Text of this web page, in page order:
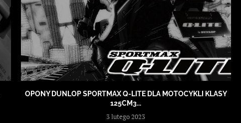
OPONY DUNLOP SPORTMAX Q-LITE DLA MOTOCYKLI KLASY
125CM3...
3 lutego 2023